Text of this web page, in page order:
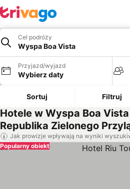
Cel podróży
Wyspa Boa Vista
Przyjazd/wyjazd
Wybierz daty
Sortuj Filtruj
Hotele w Wyspa Boa
Republika Zielonego
Jak prowizje wpływają na wyniki
Popularny obiekt